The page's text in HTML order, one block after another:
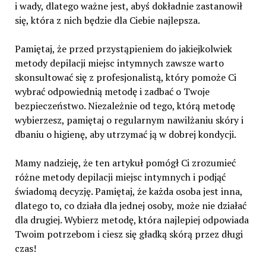
i wady, dlatego ważne jest, abyś dokładnie zastanowił
się, która z nich będzie dla Ciebie najlepsza.
Pamiętaj, że przed przystąpieniem do jakiejkolwiek
metody depilacji miejsc intymnych zawsze warto
skonsultować się z profesjonalistą, który pomoże Ci
wybrać odpowiednią metodę i zadbać o Twoje
bezpieczeństwo. Niezależnie od tego, którą metodę
wybierzesz, pamiętaj o regularnym nawilżaniu skóry i
dbaniu o higienę, aby utrzymać ją w dobrej kondycji.
Mamy nadzieję, że ten artykuł pomógł Ci zrozumieć
różne metody depilacji miejsc intymnych i podjąć
świadomą decyzję. Pamiętaj, że każda osoba jest inna,
dlatego to, co działa dla jednej osoby, może nie działać
dla drugiej. Wybierz metodę, która najlepiej odpowiada
Twoim potrzebom i ciesz się gładką skórą przez długi
czas!